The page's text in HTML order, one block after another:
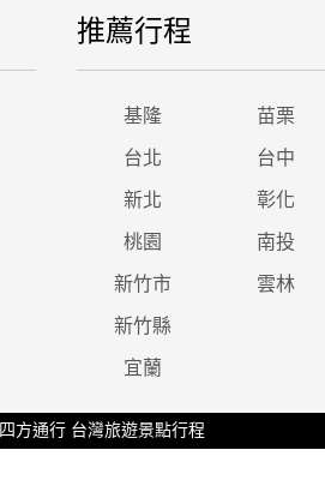
推薦行程
基隆 苗栗
台北 台中
新北 彰化
桃園 南投
新竹市 雲林
新竹縣
宜蘭
方通行 台灣旅遊景點行程